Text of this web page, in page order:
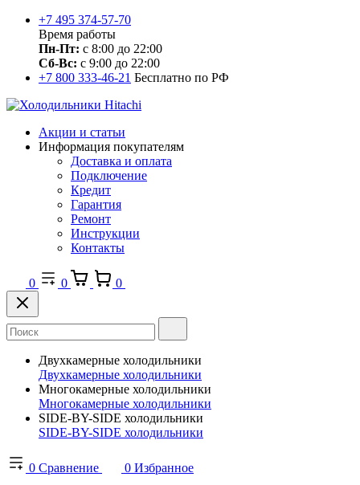
+7 495 374-57-70
Время работы
Пн-Пт: с 8:00 до 22:00
Сб-Вс: с 9:00 до 22:00
+7 800 333-46-21 Бесплатно по РФ
Акции и статьи
Информация покупателям
Доставка и оплата
Подключение
Кредит
Гарантия
Ремонт
Инструкции
Контакты
0 0 0
Двухкамерные холодильники
Двухкамерные холодильники
Многокамерные холодильники
Многокамерные холодильники
SIDE-BY-SIDE холодильники
SIDE-BY-SIDE холодильники
0 Сравнение 0 Избранное